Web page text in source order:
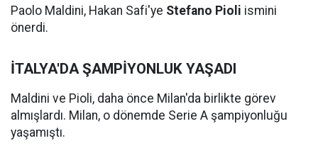
Paolo Maldini, Hakan Safi'ye Stefano Pioli ismini
önerdi.
İTALYA'DA ŞAMPİYONLUK YAŞADI
Maldini ve Pioli, daha önce Milan'da birlikte görev
almışlardı. Milan, o dönemde Serie A şampiyonluğu
yaşamıştı.